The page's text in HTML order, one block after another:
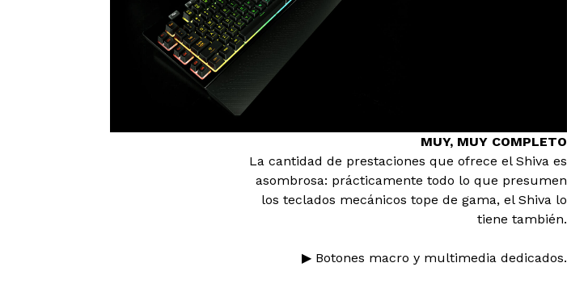
MUY, MUY COMPLETO
La cantidad de prestaciones que ofrece el Shiva es
asombrosa: prácticamente todo lo que presumen
los teclados mecánicos tope de gama, el Shiva lo
tiene también.
▶ Botones macro y multimedia dedicados.